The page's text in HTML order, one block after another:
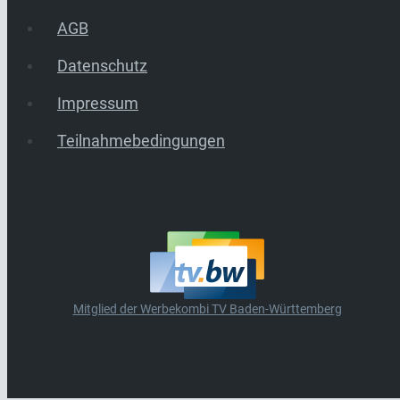
AGB
Datenschutz
Impressum
Teilnahmebedingungen
Mitglied der Werbekombi TV Baden-Württemberg